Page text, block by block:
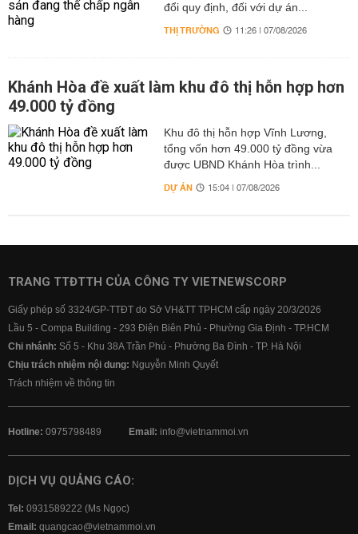
đổi quy định, đối với dự án...
THỊ TRƯỜNG 11:26 | 07/08/2026
Khánh Hòa đề xuất làm khu đô thị hỗn hợp hơn
49.000 tỷ đồng
Khu đô thị hỗn hợp Vĩnh Lương,
tổng vốn hơn 49.000 tỷ đồng vừa
được UBND Khánh Hòa trình...
DỰ ÁN 15:04 | 07/08/2026
TRANG TTĐTTH CỦA CÔNG TY VIETNEWSCORP
Giấy phép số 3324/GP-TTĐT do Sở VH&TT TPHCM cấp ngày 20/3/2026
Lầu 5 - Compa Building - 293 Điện Biên Phủ - Phường Gia Định - TP.HCM
Chi nhánh: Số 5 - Khu 38A Trần Phú - Phường Ba Đình - TP. Hà Nội
Chịu trách nhiệm nội dung: Nguyễn Minh Quyết
Trách nhiệm về thông tin
Hotline: 0975798489 Email: info@vietnammoi.vn
DỊCH VỤ QUẢNG CÁO:
Tel: 0931589222 (Ms Ngọc)
Email: quangcao@vietnammoi.vn